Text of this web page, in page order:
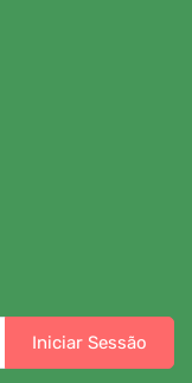
Iniciar Sessão